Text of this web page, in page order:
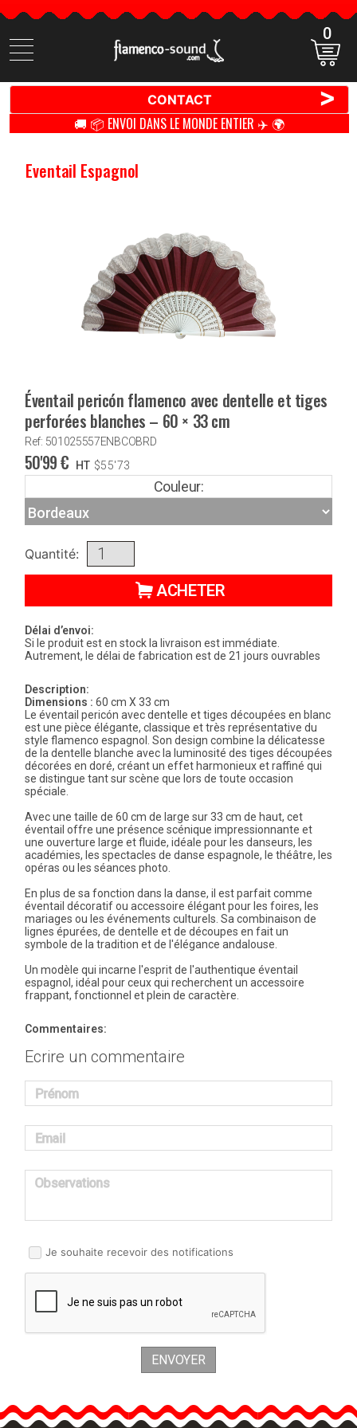
Cherchez
des
0
CONTACT >
🚚 📦 ENVOI DANS LE MONDE ENTIER ✈️ 🌍
Eventail Espagnol
Éventail pericón flamenco avec dentelle et tiges
perforées blanches – 60 × 33 cm
Ref: 501025557ENBCOBRD
50'99€ HT $55'73
Couleur:
Quantité:
ACHETER
Délai d’envoi:
Si le produit est en stock la livraison est immédiate.
Autrement, le délai de fabrication est de 21 jours ouvrables
Description:
Dimensions : 60 cm X 33 cm
Le éventail pericón avec dentelle et tiges découpées en blanc
est une pièce élégante, classique et très représentative du
style flamenco espagnol. Son design combine la délicatesse
de la dentelle blanche avec la luminosité des tiges découpées
décorées en doré, créant un effet harmonieux et raffiné qui
se distingue tant sur scène que lors de toute occasion
spéciale.
Avec une taille de 60 cm de large sur 33 cm de haut, cet
éventail offre une présence scénique impressionnante et
une ouverture large et fluide, idéale pour les danseurs, les
académies, les spectacles de danse espagnole, le théâtre, les
opéras ou les séances photo.
En plus de sa fonction dans la danse, il est parfait comme
éventail décoratif ou accessoire élégant pour les foires, les
mariages ou les événements culturels. Sa combinaison de
lignes épurées, de dentelle et de découpes en fait un
symbole de la tradition et de l'élégance andalouse.
Un modèle qui incarne l'esprit de l'authentique éventail
espagnol, idéal pour ceux qui recherchent un accessoire
frappant, fonctionnel et plein de caractère.
Commentaires:
Ecrire un commentaire
Prénom
Email
Observations
Je souhaite recevoir des notifications
ENVOYER